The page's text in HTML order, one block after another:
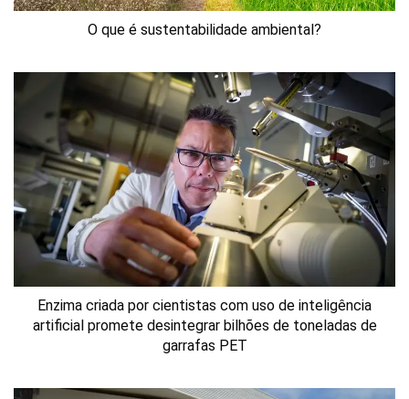
O que é sustentabilidade ambiental?
Enzima criada por cientistas com uso de inteligência
artificial promete desintegrar bilhões de toneladas de
garrafas PET